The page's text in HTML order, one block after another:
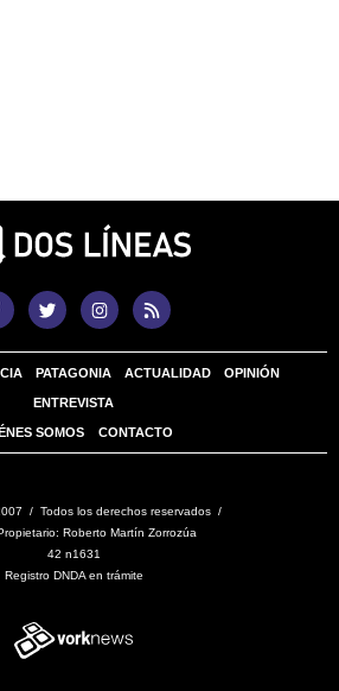
PATAGONIA ACTUALIDAD OPINIÓN
ENTREVISTA
SOMOS CONTACTO
/ Todos los derechos reservados /
Roberto Martín Zorrozúa
42 n1631
Registro DNDA en trámite